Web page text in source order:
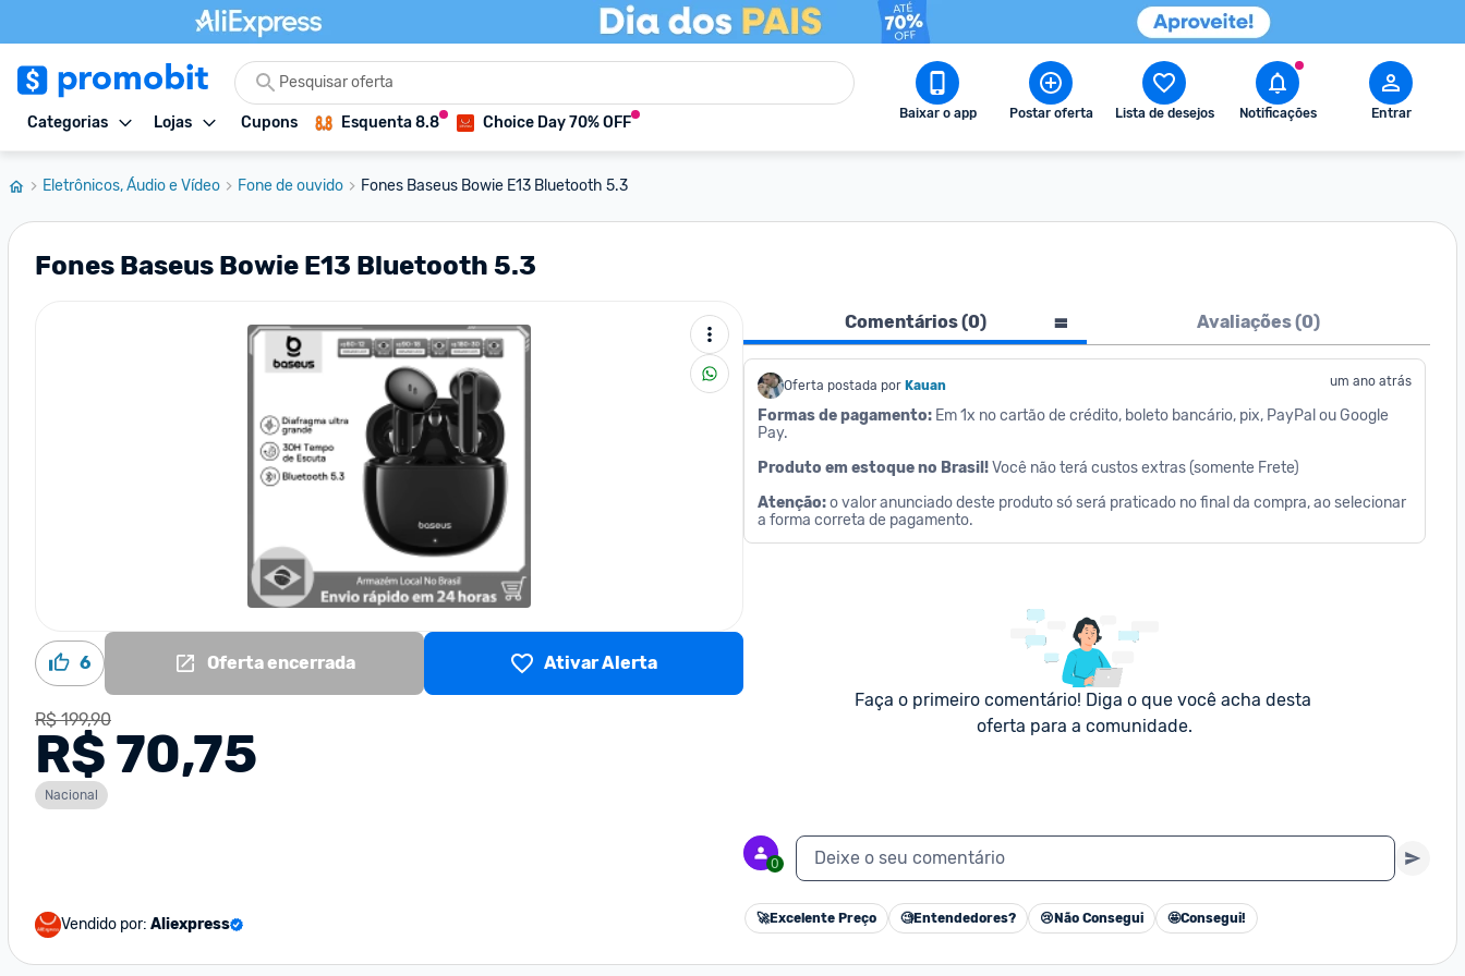
Categorias Lojas Cupons Esquenta 8.8 Choice Day 70% OFF Baixar o app Postar oferta Lista de desejos Notificações Entrar
Eletrônicos, Áudio e Vídeo Fone de ouvido Fones Baseus Bowie E13 Bluetooth 5.3
Fones Baseus Bowie E13 Bluetooth 5.3
6 Oferta encerrada Ativar Alerta
R$ 199,90
R$ 70,75
Nacional
Vendido por: Aliexpress
Comentários (0) Avaliações (0)
Oferta postada por Kauan um ano atrás
Formas de pagamento: Em 1x no cartão de crédito, boleto bancário, pix, PayPal ou Google
Pay.
Produto em estoque no Brasil! Você não terá custos extras (somente Frete)
Atenção: o valor anunciado deste produto só será praticado no final da compra, ao selecionar
a forma correta de pagamento.
Faça o primeiro comentário! Diga o que você acha desta
oferta para a comunidade.
0 Deixe o seu comentário
🚀Excelente Preço 🧐Entendedores? 😢 Não Consegui 🤩Consegui!